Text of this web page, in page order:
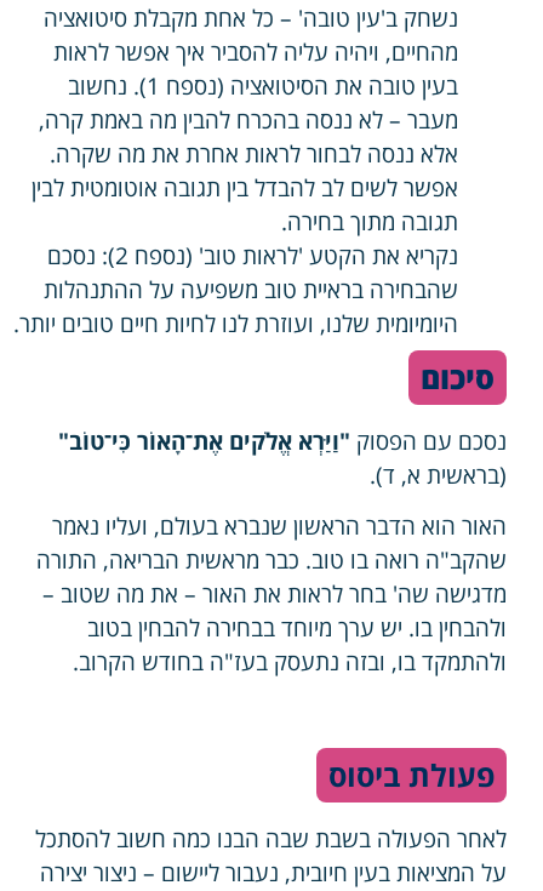
נשחק ב'עין טובה' – כל אחת מקבלת סיטואציה
מהחיים, ויהיה עליה להסביר איך אפשר לראות
בעין טובה את הסיטואציה (נספח 1). נחשוב
מעבר – לא ננסה בהכרח להבין מה באמת קרה,
אלא ננסה לבחור לראות אחרת את מה שקרה.
אפשר לשים לב להבדל בין תגובה אוטומטית לבין
תגובה מתוך בחירה.
נקריא את הקטע 'לראות טוב' (נספח 2): נסכם
שהבחירה בראיית טוב משפיעה על ההתנהלות
היומיומית שלנו, ועוזרת לנו לחיות חיים טובים יותר.
סיכום
נסכם עם הפסוק "וַיַּרְא אֱלֹקים אֶת־הָאוֹר כִּי־טוֹב"
(בראשית א, ד).
האור הוא הדבר הראשון שנברא בעולם, ועליו נאמר
שהקב"ה רואה בו טוב. כבר מראשית הבריאה, התורה
מדגישה שה' בחר לראות את האור – את מה שטוב –
ולהבחין בו. יש ערך מיוחד בבחירה להבחין בטוב
ולהתמקד בו, ובזה נתעסק בעז"ה בחודש הקרוב.
פעולת ביסוס
לאחר הפעולה בשבת שבה הבנו כמה חשוב להסתכל
על המציאות בעין חיובית, נעבור ליישום – ניצור יצירה